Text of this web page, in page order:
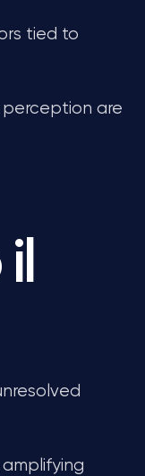
tied to
perception are